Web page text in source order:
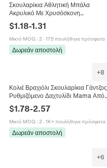
Σκουλαρίκια Αθλητική Μπάλα
Ακρυλικό Με Χρυσόσκονη
Μαμά Δώρο Γιορτή Της Μητέρας
$1.18-1.31
Μικτό MOQ : 2· 175 πουλήθηκε πρόσφατα
Δωρεάν αποστολή
+8
Κολιέ Βραχιόλι Σκουλαρίκια Γάντζος
Ρυθμιζόμενο Δαχτυλίδι Mama Από
Ανοξείδωτο Ατσάλι Μινιμαλιστικά
Κοσμήματα Δώρο Για Μαμά
$1.78-2.57
Μικτό MOQ : 2· 1K+ πουλήθηκε πρόσφατα
Δωρεάν αποστολή
+6